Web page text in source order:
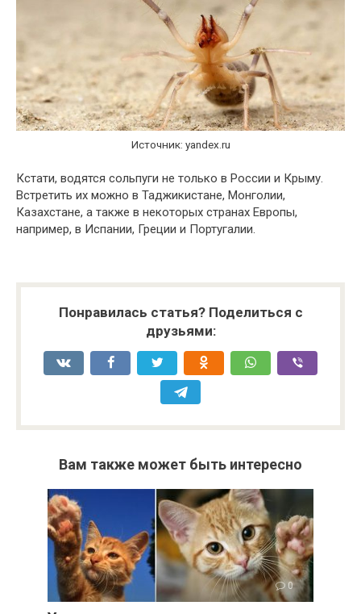
Источник: yandex.ru
Кстати, водятся сольпуги не только в России и Крыму.
Встретить их можно в Таджикистане, Монголии,
Казахстане, а также в некоторых странах Европы,
например, в Испании, Греции и Португалии.
Понравилась статья? Поделиться с
друзьями:
Вам также может быть интересно
0